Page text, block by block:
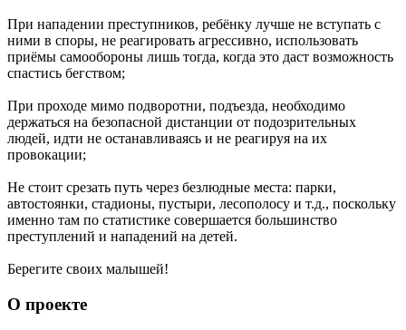
При нападении преступников, ребёнку лучше не вступать с
ними в споры, не реагировать агрессивно, использовать
приёмы самообороны лишь тогда, когда это даст возможность
спастись бегством;
При проходе мимо подворотни, подъезда, необходимо
держаться на безопасной дистанции от подозрительных
людей, идти не останавливаясь и не реагируя на их
провокации;
Не стоит срезать путь через безлюдные места: парки,
автостоянки, стадионы, пустыри, лесополосу и т.д., поскольку
именно там по статистике совершается большинство
преступлений и нападений на детей.
Берегите своих малышей!
О проекте